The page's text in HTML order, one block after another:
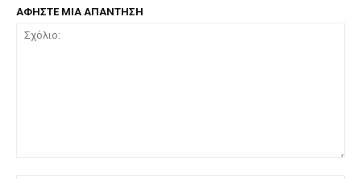
ΑΦΗΣΤΕ ΜΙΑ ΑΠΑΝΤΗΣΗ